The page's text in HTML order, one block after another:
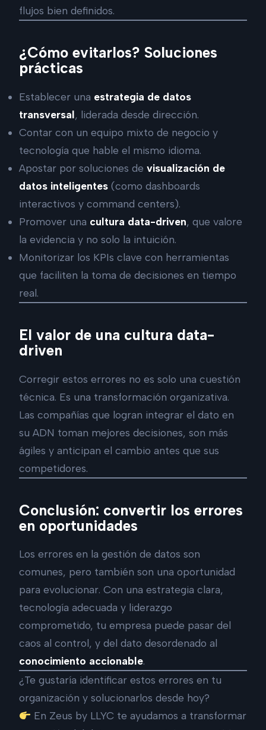
flujos bien definidos.
¿Cómo evitarlos? Soluciones
prácticas
Establecer una estrategia de datos
transversal, liderada desde dirección.
Contar con un equipo mixto de negocio y
tecnología que hable el mismo idioma.
Apostar por soluciones de visualización de
datos inteligentes (como dashboards
interactivos y command centers).
Promover una cultura data-driven, que valore
la evidencia y no solo la intuición.
Monitorizar los KPIs clave con herramientas
que faciliten la toma de decisiones en tiempo
real.
El valor de una cultura data-
driven
Corregir estos errores no es solo una cuestión
técnica. Es una transformación organizativa.
Las compañías que logran integrar el dato en
su ADN toman mejores decisiones, son más
ágiles y anticipan el cambio antes que sus
competidores.
Conclusión: convertir los errores
en oportunidades
Los errores en la gestión de datos son
comunes, pero también son una oportunidad
para evolucionar. Con una estrategia clara,
tecnología adecuada y liderazgo
comprometido, tu empresa puede pasar del
caos al control, y del dato desordenado al
conocimiento accionable.
¿Te gustaría identificar estos errores en tu
organización y solucionarlos desde hoy?
En Zeus by LLYC te ayudamos a transformar